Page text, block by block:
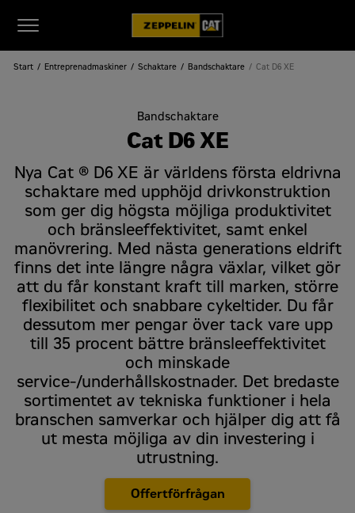
Start Entreprenadmaskiner Schaktare Bandschaktare Cat D6 XE
Bandschaktare
Cat D6 XE
Nya Cat ® D6 XE är världens första eldrivna
schaktare med upphöjd drivkonstruktion
som ger dig högsta möjliga produktivitet
och bränsleeffektivitet, samt enkel
manövrering. Med nästa generations eldrift
finns det inte längre några växlar, vilket gör
att du får konstant kraft till marken, större
flexibilitet och snabbare cykeltider. Du får
dessutom mer pengar över tack vare upp
till 35 procent bättre bränsleeffektivitet
och minskade
service-/underhållskostnader. Det bredaste
sortimentet av tekniska funktioner i hela
branschen samverkar och hjälper dig att få
ut mesta möjliga av din investering i
utrustning.
Offertförfrågan